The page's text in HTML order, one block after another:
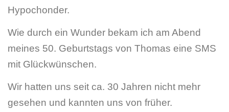
Hypochonder.
Wie durch ein Wunder bekam ich am Abend
meines 50. Geburtstags von Thomas eine SMS
mit Glückwünschen.
Wir hatten uns seit ca. 30 Jahren nicht mehr
gesehen und kannten uns von früher.